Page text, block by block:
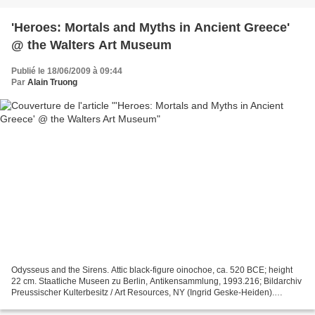
'Heroes: Mortals and Myths in Ancient Greece'
@ the Walters Art Museum
Publié le 18/06/2009 à 09:44
Par Alain Truong
Odysseus and the Sirens. Attic black-figure oinochoe, ca. 520 BCE; height
22 cm. Staatliche Museen zu Berlin, Antikensammlung, 1993.216; Bildarchiv
Preussischer Kulterbesitz / Art Resources, NY (Ingrid Geske-Heiden).